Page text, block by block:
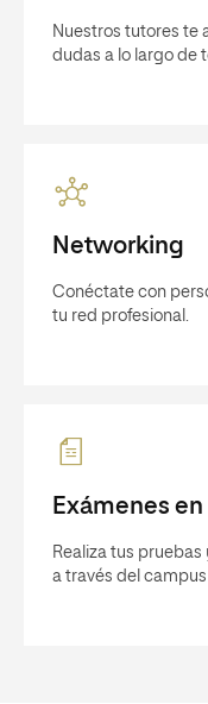
Nuestros tutores te
dudas a lo largo de
Networking
Conéctate con
tu red profesional.
Exámenes
Realiza tus
a través del campus